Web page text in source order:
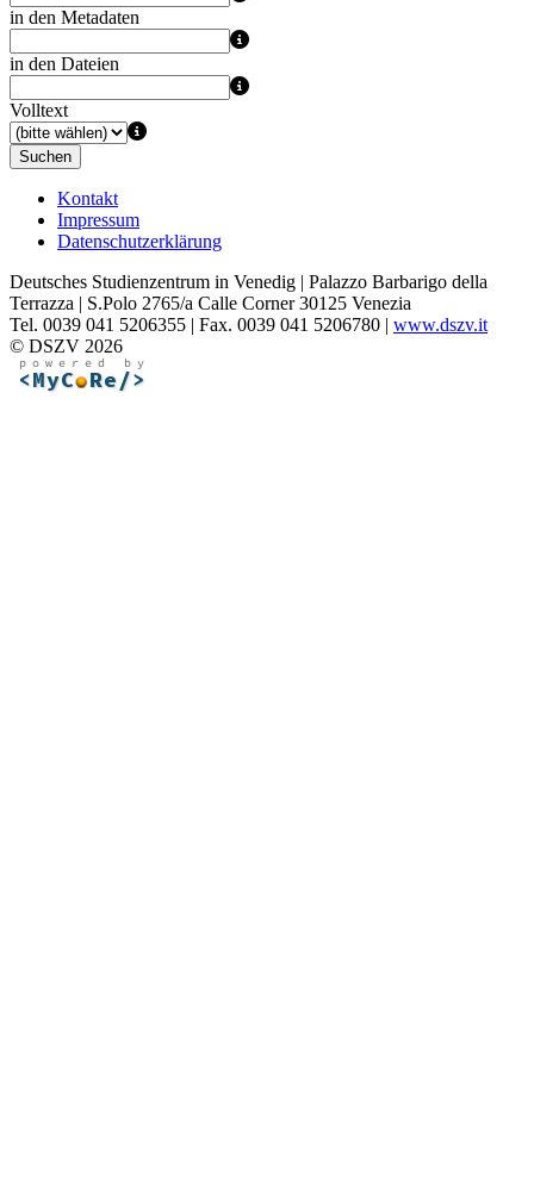
in den Metadaten
in den Dateien
Volltext
Suchen
Kontakt
Impressum
Datenschutzerklärung
Deutsches Studienzentrum in Venedig | Palazzo Barbarigo della
Terrazza | S.Polo 2765/a Calle Corner 30125 Venezia
Tel. 0039 041 5206355 | Fax. 0039 041 5206780 | www.dszv.it
© DSZV 2026